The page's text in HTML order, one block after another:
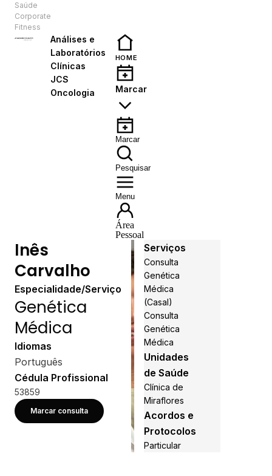
Saúde
Corporate
Fitness
Análises e
Laboratórios
Clínicas
JCS
Oncologia
HOME
Marcar
Marcar
Pesquisar
Menu
Área
Pessoal
Inês
Carvalho
Especialidade/Serviço
Genética
Médica
Idiomas
Português
Cédula Profissional
53859
Marcar consulta
Serviços
Consulta
Genética
Médica
(Casal)
Consulta
Genética
Médica
Unidades
de Saúde
Clínica de
Miraflores
Acordos e
Protocolos
Particular